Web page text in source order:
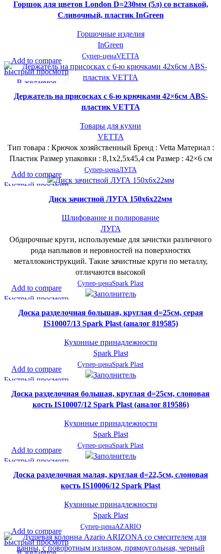
Горшок для цветов London D=230мм (5л) со вставкой,
Сливочный, пластик InGreen
Горшочные изделия
InGreen
Супер-ценаVETTA
Add to compare
Быстрый просмотр
В желаемое
Держатель на присосках с 6-ю крючками 42×6см ABS-
пластик VETTA
Товары для кухни
VETTA
Тип товара : Крючок хозяйственный Бренд : Vetta Материал :
Пластик Размер упаковки : 8,1х2,5х45,4 см Размер : 42×6 см
Супер-ценаЛУГА
Add to compare
Быстрый просмотр
В желаемоеДиск зачистной ЛУГА 150х6х22мм
Шлифование и полирование
ЛУГА
Обдирочные круги, используемые для зачистки различного
рода наплывов и неровностей на поверхностях
металлоконструкций. Такие зачистные круги по металлу,
отличаются высокой
Супер-ценаSpark Plast
Add to compare
Быстрый просмотр
В желаемое
Доска разделочная большая, круглая d=25см, серая
IS10007/13 Spark Plast (аналог 819585)
Кухонные принадлежности
Spark Plast
Супер-ценаSpark Plast
Add to compare
Быстрый просмотр
В желаемое
Доска разделочная большая, круглая d=25см, слоновая
кость IS10007/12 Spark Plast (аналог 819586)
Кухонные принадлежности
Spark Plast
Супер-ценаSpark Plast
Add to compare
Быстрый просмотр
В желаемое
Доска разделочная малая, круглая d=22,5см, слоновая
кость IS10006/12 Spark Plast
Кухонные принадлежности
Spark Plast
Супер-ценаAZARIO
Add to compare
Быстрый просмотр